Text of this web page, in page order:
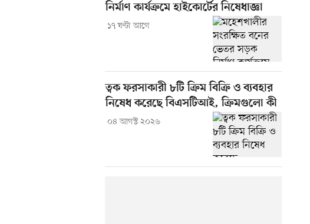
নির্মাণ কার্যক্রমে হাইকোর্টের নিষেধাজ্ঞা
১৭ ঘণ্টা আগে
ত্বক ফরসাকারী ৮টি ক্রিম বিক্রি ও ব্যবহার
নিষেধ করেছে বিএসটিআই, ক্রিমগুলো কী
০৪ আগস্ট ২০২৬